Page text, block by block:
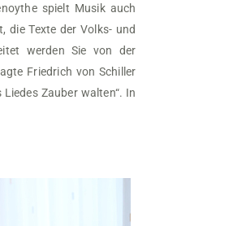
spielt Musik auch
die Texte der Volks- und
werden Sie von der
Friedrich von Schiller
Zauber walten“. In